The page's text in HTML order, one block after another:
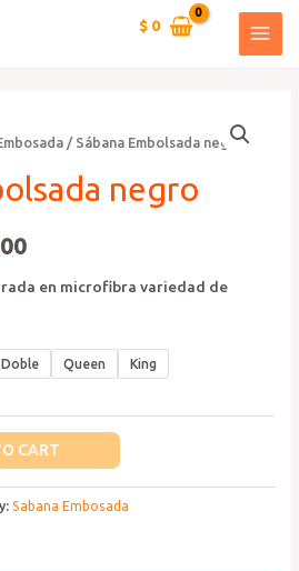
$ 0
/ Sábana Embolsada negro
negro
en microfibra variedad de
Doble Queen King
CART
Sabana Embosada